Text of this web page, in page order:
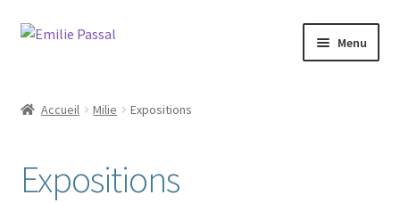
Aller
navigation
Aller
Menu
L’atelier
Accueil Milie Expositions
Expositions